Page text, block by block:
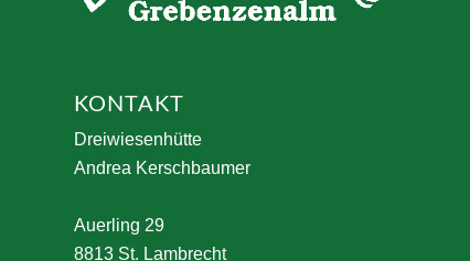
KONTAKT
Dreiwiesenhütte
Andrea Kerschbaumer
Auerling 29
8813 St. Lambrecht